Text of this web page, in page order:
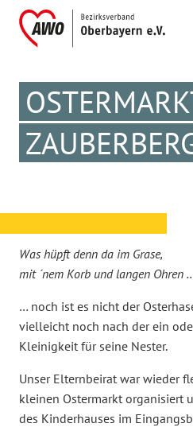
Was hüpft denn da im Grase,
mit ´nem Korb und langen Ohren
… noch ist es nicht der
vielleicht noch nach der ein
Kleinigkeit für seine Nester.
Unser Elternbeirat war wieder
kleinen Ostermarkt organisiert
des Kinderhauses im